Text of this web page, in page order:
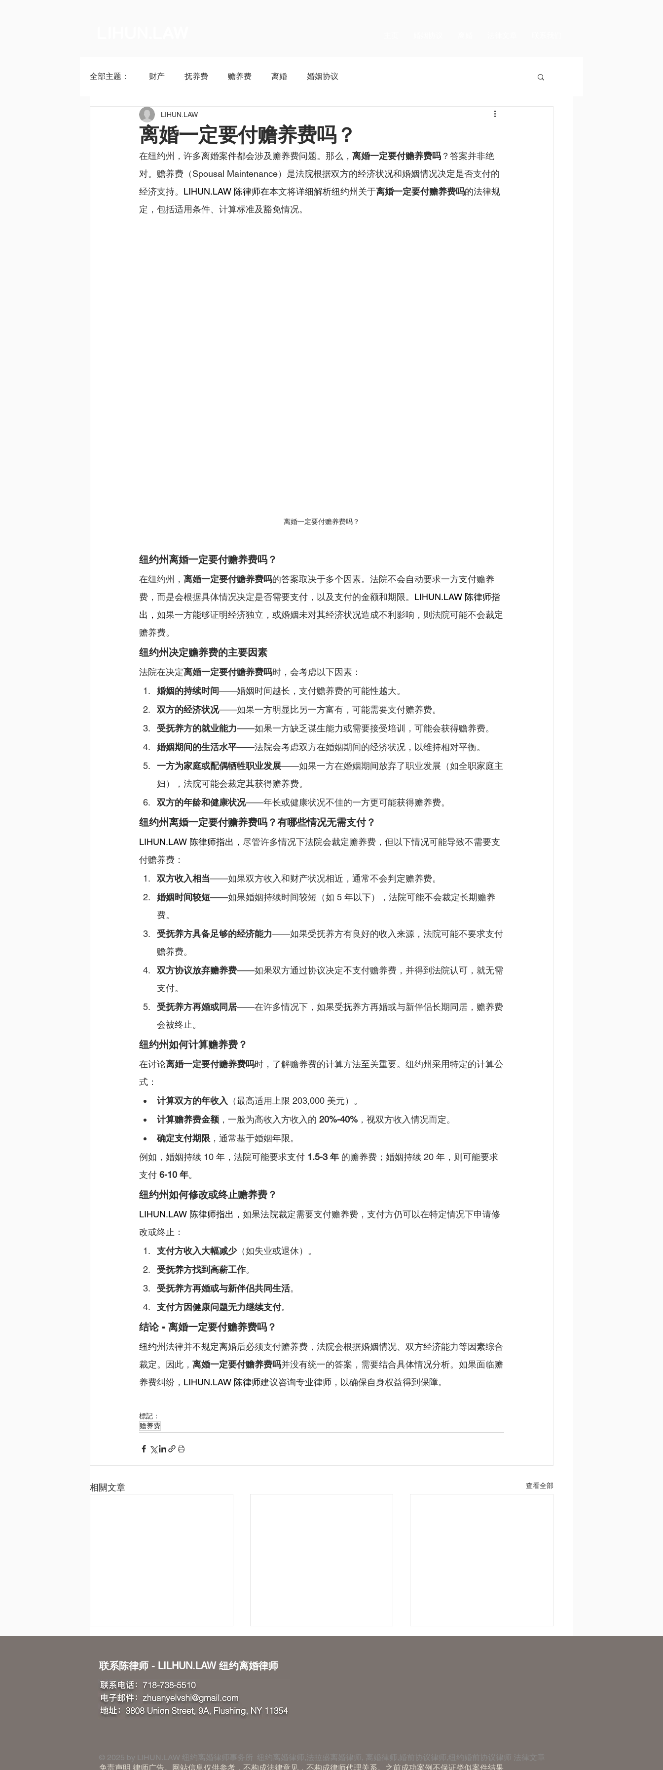
全部主题： 财产 抚养费 赡养费 离婚 婚姻协议
离婚一定要付赡养费吗？
LIHUN.LAW
在纽约州，许多离婚案件都会涉及赡养费问题。那么， 离婚一定要付赡养费吗 ？答案并非绝
对。赡养费（Spousal Maintenance）是法院根据双方的经济状况和婚姻情况决定是否支付的
经济支持。 LIHUN.LAW 陈律师在本文将详细解析纽约州关于离婚一定要付赡养费吗的法律规
定，包括适用条件、计算标准及豁免情况。
离婚一定要付赡养费吗？
纽约州离婚一定要付赡养费吗？
在纽约州， 离婚一定要付赡养费吗的答案取决于多个因素。法院不会自动要求一方支付赡养
费，而是会根据具体情况决定是否需要支付，以及支付的金额和期限。 LIHUN.LAW 陈律师指
出， 如果一方能够证明经济独立，或婚姻未对其经济状况造成不利影响，则法院可能不会裁定
赡养费。
纽约州决定赡养费的主要因素
法院在决定离婚一定要付赡养费吗时，会考虑以下因素：
婚姻的持续时间——婚姻时间越长，支付赡养费的可能性越大。
双方的经济状况——如果一方明显比另一方富有，可能需要支付赡养费。
受抚养方的就业能力——如果一方缺乏谋生能力或需要接受培训，可能会获得赡养费。
婚姻期间的生活水平——法院会考虑双方在婚姻期间的经济状况，以维持相对平衡。
一方为家庭或配偶牺牲职业发展——如果一方在婚姻期间放弃了职业发展（如全职家庭主
妇），法院可能会裁定其获得赡养费。
双方的年龄和健康状况——年长或健康状况不佳的一方更可能获得赡养费。
纽约州离婚一定要付赡养费吗？有哪些情况无需支付？
LIHUN.LAW 陈律师指出， 尽管许多情况下法院会裁定赡养费，但以下情况可能导致不需要支
付赡养费：
双方收入相当——如果双方收入和财产状况相近，通常不会判定赡养费。
婚姻时间较短——如果婚姻持续时间较短（如 5 年以下），法院可能不会裁定长期赡养
费。
受抚养方具备足够的经济能力——如果受抚养方有良好的收入来源，法院可能不要求支付
赡养费。
双方协议放弃赡养费——如果双方通过协议决定不支付赡养费，并得到法院认可，就无需
支付。
受抚养方再婚或同居——在许多情况下，如果受抚养方再婚或与新伴侣长期同居，赡养费
会被终止。
纽约州如何计算赡养费？
在讨论离婚一定要付赡养费吗时，了解赡养费的计算方法至关重要。纽约州采用特定的计算公
式：
计算双方的年收入 （最高适用上限 203,000 美元）。
计算赡养费金额 ，一般为高收入方收入的 20%-40% ，视双方收入情况而定。
确定支付期限 ，通常基于婚姻年限。
例如，婚姻持续 10 年，法院可能要求支付 1.5-3 年 的赡养费；婚姻持续 20 年，则可能要求
支付 6-10 年。
纽约州如何修改或终止赡养费？
LIHUN.LAW 陈律师指出， 如果法院裁定需要支付赡养费，支付方仍可以在特定情况下申请修
改或终止：
支付方收入大幅减少（如失业或退休）。
受抚养方找到高薪工作。
受抚养方再婚或与新伴侣共同生活。
支付方因健康问题无力继续支付。
结论 - 离婚一定要付赡养费吗？
纽约州法律并不规定离婚后必须支付赡养费，法院会根据婚姻情况、双方经济能力等因素综合
裁定。因此， 离婚一定要付赡养费吗并没有统一的答案，需要结合具体情况分析。如果面临赡
养费纠纷， LIHUN.LAW 陈律师建议咨询专业律师，以确保自身权益得到保障。
標記：
赡养费
相關文章 查看全部
婚内协议书指南
联系陈律师 - LILHUN.LAW 纽约离婚律师
​​​​© 2025 by LIHUN.LAW 纽约离婚律师事务所 纽约离婚律师,法拉盛离婚律师, 离婚律师,婚前协议律师,纽约婚前协议律师 法律文章
免责声明 律师广告。网站信息仅供参考，不构成法律意见，不构成律师代理关系。之前成功案例不保证类似案件结果